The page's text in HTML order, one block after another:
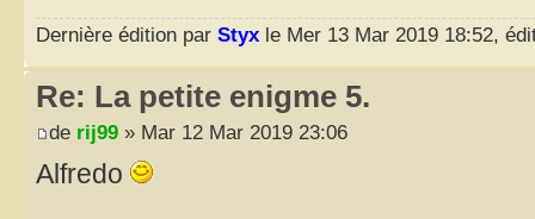
Dernière édition par Styx le Mer 13 Mar 2019 18:52,
Re: La petite enigme 5.
de rij99 » Mar 12 Mar 2019 23:06
Alfredo